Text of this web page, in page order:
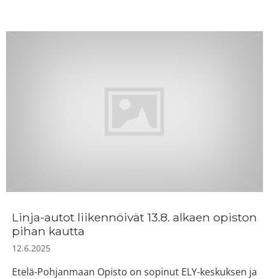
Linja-autot liikennöivät 13.8. alkaen opiston
pihan kautta
12.6.2025
Etelä-Pohjanmaan Opisto on sopinut ELY-keskuksen ja